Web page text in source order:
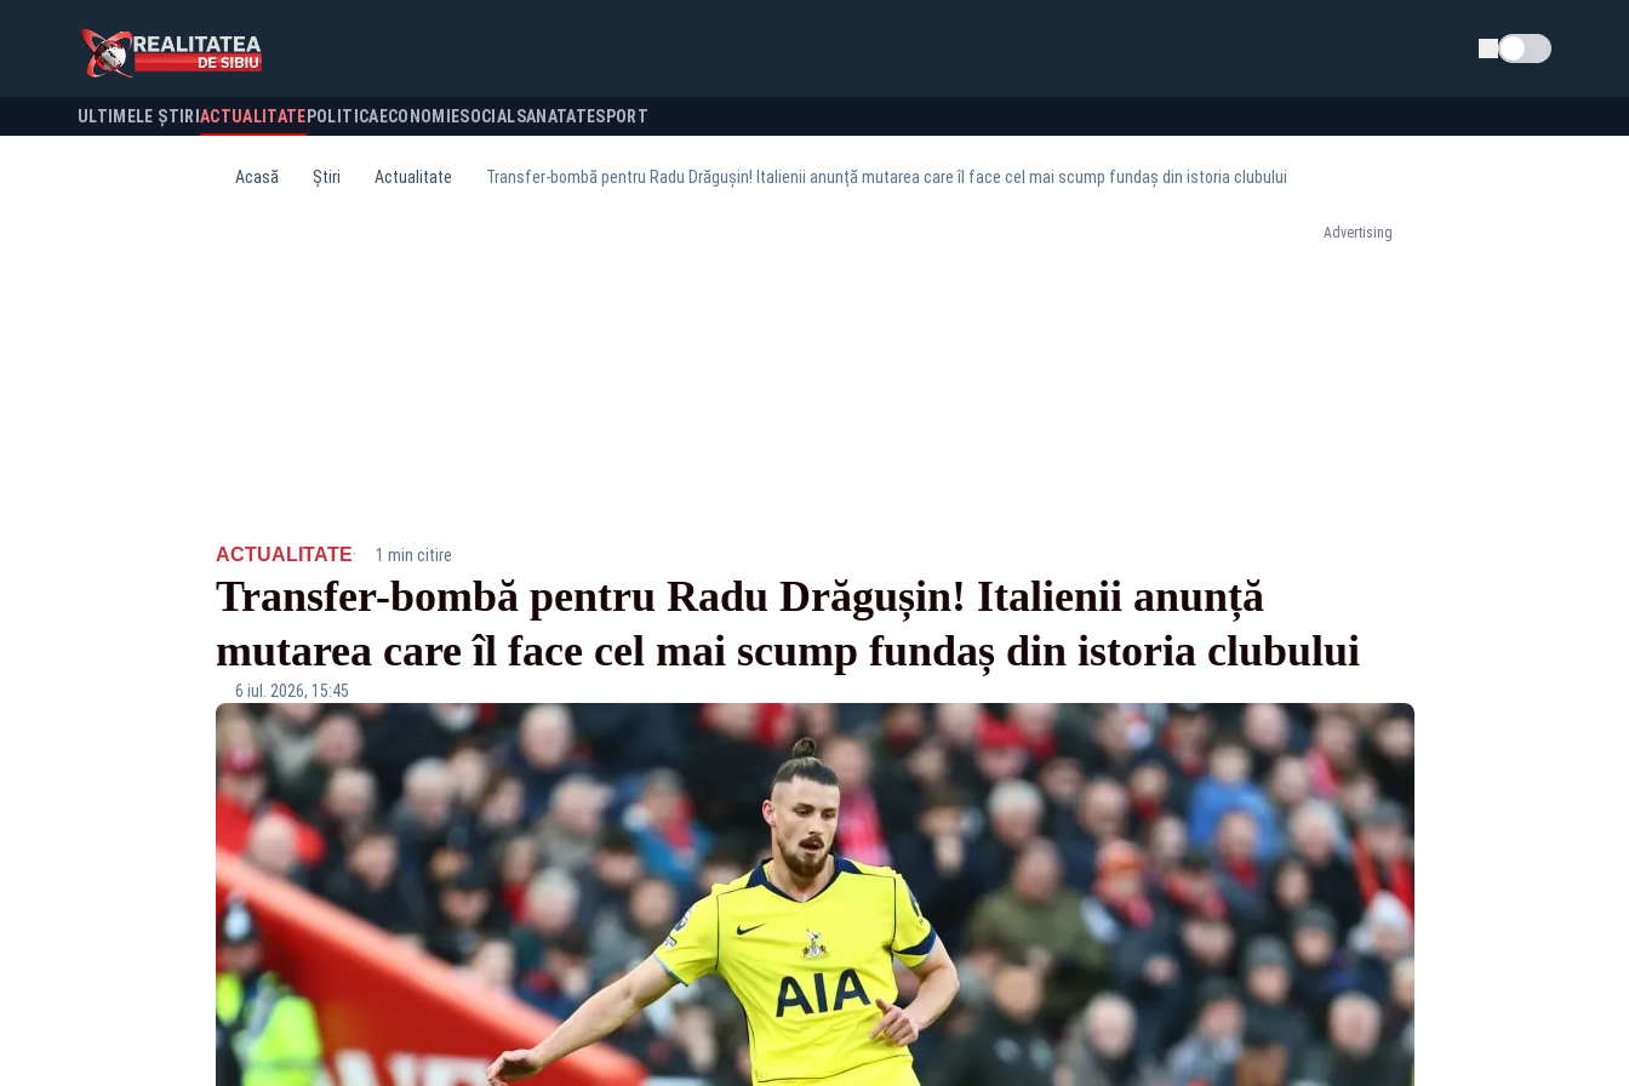
Schimba tema
ULTIMELE ȘTIRI ACTUALITATE POLITICA ECONOMIESOCIALSANATATESPORT
Acasă Știri Actualitate Transfer-bombă pentru Radu Drăgușin! Italienii anunță mutarea care îl face cel mai scump fundaș din istoria clubului
Advertising
ACTUALITATE· 1 min citire
Transfer-bombă pentru Radu Drăgușin! Italienii anunță
mutarea care îl face cel mai scump fundaș din istoria clubului
6 iul. 2026, 15:45